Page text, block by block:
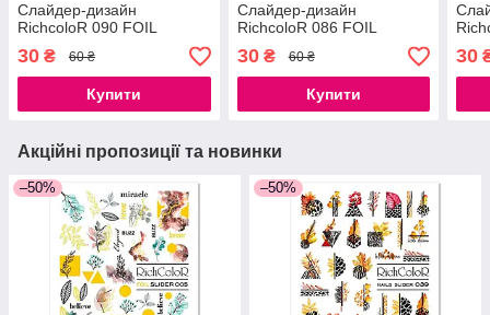
Слайдер-дизайн
RichcoloR 090 FOIL
30 ₴ 60 ₴
Купити
Слайдер-дизайн
RichcoloR 086 FOIL
30₴ 60 ₴
Купити
30
Акційні пропозиції та новинки
–50% –50%